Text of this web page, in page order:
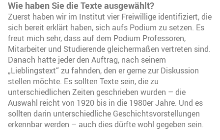
Wie haben Sie die Texte ausgewählt?
Zuerst haben wir im Institut vier Freiwillige identifiziert, die
sich bereit erklärt haben, sich aufs Podium zu setzen. Es
freut mich sehr, dass auf dem Podium Professoren,
Mitarbeiter und Studierende gleichermaßen vertreten sind.
Danach hatte jeder den Auftrag, nach seinem
„Lieblingstext“ zu fahnden, den er gerne zur Diskussion
stellen möchte. Es sollten Texte sein, die zu
unterschiedlichen Zeiten geschrieben wurden – die
Auswahl reicht von 1920 bis in die 1980er Jahre. Und es
sollten darin unterschiedliche Geschichtsvorstellungen
erkennbar werden – auch dies dürfte wohl gegeben sein.